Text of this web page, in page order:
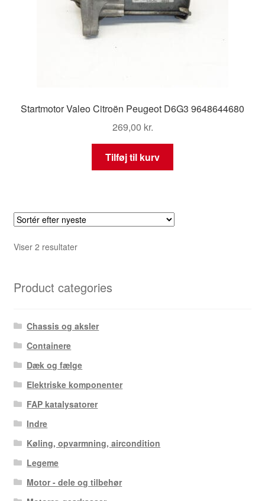
Startmotor Valeo Citroën Peugeot D6G3 9648644680
269,00 kr.
Tilføj til kurv
Viser 2 resultaterSorteret
Product categories
Chassis og aksler
Containere
Dæk og fælge
Elektriske komponenter
FAP katalysatorer
Indre
Køling, opvarmning, aircondition
Legeme
Motor - dele og tilbehør